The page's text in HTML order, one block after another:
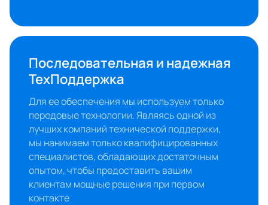
Последовательная и надежная
ТехПоддержка
Для ее обеспечения мы используем только
передовые технологии. Являясь одной из
лучших компаний технической поддержки,
мы нанимаем только квалифицированных
специалистов, обладающих достаточным
опытом, чтобы предоставить вашим
клиентам мощные решения при первом
контакте